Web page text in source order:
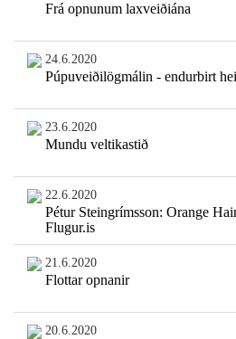
Frá opnunum laxveiðiána
24.6.2020
Púpuveiðilögmálin - endurbirt
23.6.2020
Mundu veltikastið
22.6.2020
Pétur Steingrímsson: Orange
Flugur.is
21.6.2020
Flottar opnanir
20.6.2020